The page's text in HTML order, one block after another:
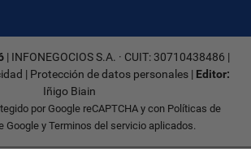
| INFONEGOCIOS S.A. · CUIT: 30710438486 |
| Protección de datos personales| Editor:
Iñigo Biain
por Google reCAPTCHA y con Políticas de
Googley Terminos del servicioaplicados.